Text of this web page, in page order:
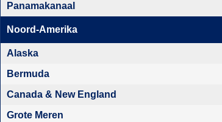
Panamakanaal
Noord-Amerika
Alaska
Bermuda
Canada & New England
Grote Meren